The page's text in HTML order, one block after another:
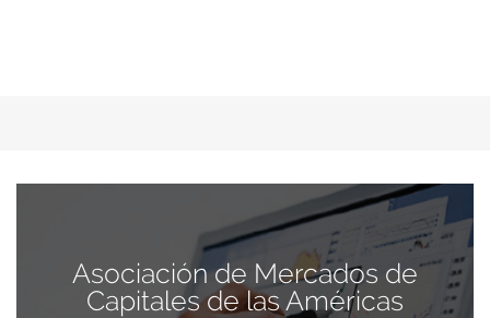
Asociación de Mercados de
Capitales de las Américas